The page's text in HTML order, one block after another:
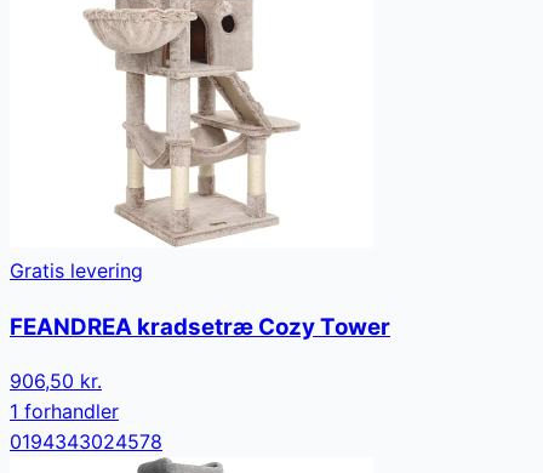
Gratis levering
FEANDREA kradsetræ Cozy Tower
906,50 kr.
1 forhandler
0194343024578